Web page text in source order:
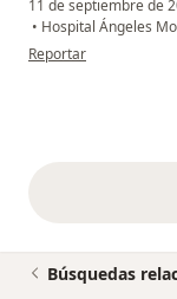
11 de septiembre de
• Hospital Ángeles
en opinión del usuario
Reportar
Búsquedas